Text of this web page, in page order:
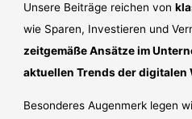
Unsere Beiträge reichen von
wie Sparen, Investieren und
zeitgemäße Ansätze im
aktuellen Trends der digitalen
Besonderes Augenmerk legen